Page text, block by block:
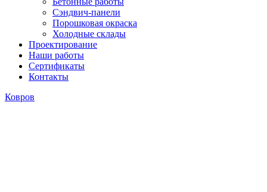
Сэндвич-панели
Порошковая окраска
Холодные склады
Проектирование
Наши работы
Сертификаты
Контакты
Ковров